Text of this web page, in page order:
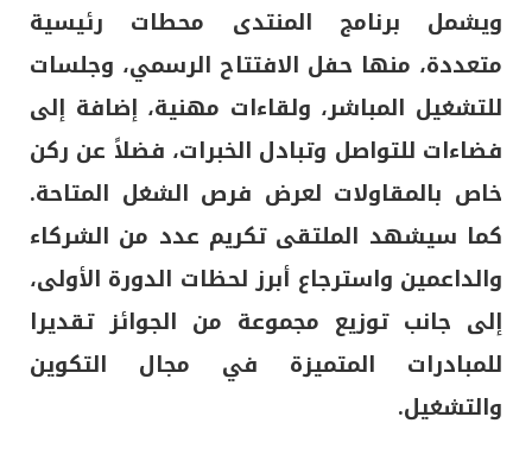
ويشمل برنامج المنتدى محطات رئيسية
متعددة، منها حفل الافتتاح الرسمي، وجلسات
للتشغيل المباشر، ولقاءات مهنية، إضافة إلى
فضاءات للتواصل وتبادل الخبرات، فضلاً عن ركن
خاص بالمقاولات لعرض فرص الشغل المتاحة.
كما سيشهد الملتقى تكريم عدد من الشركاء
والداعمين واسترجاع أبرز لحظات الدورة الأولى،
إلى جانب توزيع مجموعة من الجوائز تقديرا
للمبادرات المتميزة في مجال التكوين
والتشغيل.